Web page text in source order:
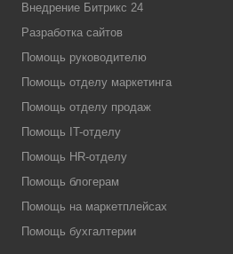
Внедрение Битрикс 24
Разработка сайтов
Помощь руководителю
Помощь отделу маркетинга
Помощь отделу продаж
Помощь IT-отделу
Помощь HR-отделу
Помощь блогерам
Помощь на маркетплейсах
Помощь бухгалтерии